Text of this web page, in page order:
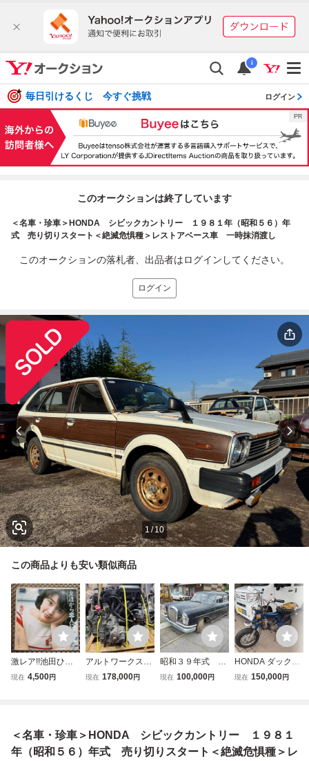
i
毎日引けるくじ 今すぐ挑戦 ログイン
このオークションは終了しています
＜名車・珍車＞HONDA シビックカントリー １９８１年（昭和５６）年
式 売り切りスタート＜絶滅危惧種＞レストアベース車 一時抹消渡し
このオークションの落札者、出品者はログインしてください。
ログイン
1/ 10
この商品よりも安い類似商品
激レア!!池田ひろ
子 EPレコード
現在 4,500円
アルトワークス
HA36S 中古エン
現在 178,000円
昭和３９年式 W
111 220SE
現在 100,000円
HONDA ダックス
レストアベース
現在 150,000円
＜名車・珍車＞HONDA シビックカントリー １９８１
年（昭和５６）年式 売り切りスタート＜絶滅危惧種＞レ